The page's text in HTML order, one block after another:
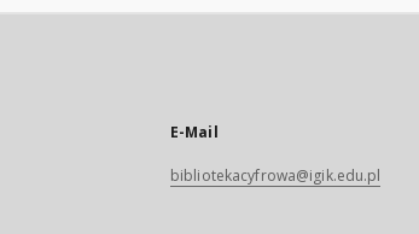
E-Mail
bibliotekacyfrowa@igik.edu.pl